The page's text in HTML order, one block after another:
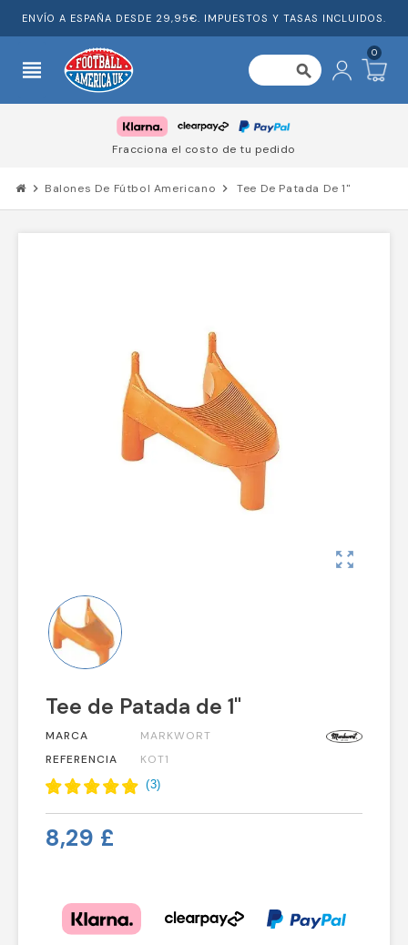
ENVÍO A ESPAÑA DESDE 29,95€. IMPUESTOS Y TASAS INCLUIDOS.
view_headline search
0
Fracciona el costo de tu pedido
chevron_right Balones De Fútbol Americano chevron_right Tee De Patada De 1"
zoom_out_map
Tee de Patada de 1"
MARCA
MARKWORT
REFERENCIA
KOT1
(3)
8,29 £